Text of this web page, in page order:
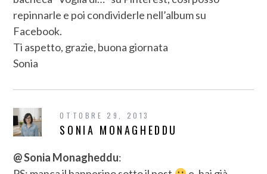
repinnarle e poi condividerle nell’album su
Facebook.
Ti aspetto, grazie, buona giornata
Sonia
OTTOBRE 29, 2013
SONIA MONAGHEDDU
@ Sonia Monagheddu: